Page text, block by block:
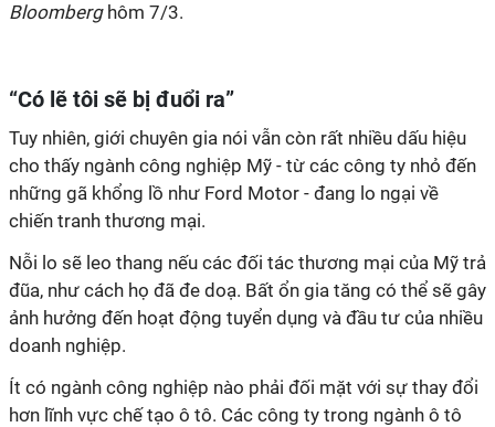
Bloomberghôm 7/3.
“Có lẽ tôi sẽ bị đuổi ra”
Tuy nhiên, giới chuyên gia nói vẫn còn rất nhiều dấu hiệu
cho thấy ngành công nghiệp Mỹ - từ các công ty nhỏ đến
những gã khổng lồ như Ford Motor - đang lo ngại về
chiến tranh thương mại.
Nỗi lo sẽ leo thang nếu các đối tác thương mại của Mỹ trả
đũa, như cách họ đã đe doạ. Bất ổn gia tăng có thể sẽ gây
ảnh hưởng đến hoạt động tuyển dụng và đầu tư của nhiều
doanh nghiệp.
Ít có ngành công nghiệp nào phải đối mặt với sự thay đổi
hơn lĩnh vực chế tạo ô tô. Các công ty trong ngành ô tô